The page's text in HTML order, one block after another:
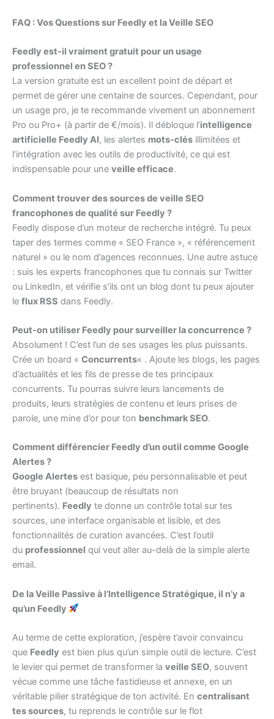
FAQ : Vos Questions sur Feedly et la Veille SEO
Feedly est-il vraiment gratuit pour un usage
professionnel en SEO ?
La version gratuite est un excellent point de départ et
permet de gérer une centaine de sources. Cependant, pour
un usage pro, je te recommande vivement un abonnement
Pro ou Pro+ (à partir de €/mois). Il débloque l’intelligence
artificielle Feedly AI, les alertes mots-clés illimitées et
l’intégration avec les outils de productivité, ce qui est
indispensable pour une veille efficace.
Comment trouver des sources de veille SEO
francophones de qualité sur Feedly ?
Feedly dispose d’un moteur de recherche intégré. Tu peux
taper des termes comme « SEO France », « référencement
naturel » ou le nom d’agences reconnues. Une autre astuce
: suis les experts francophones que tu connais sur Twitter
ou LinkedIn, et vérifie s’ils ont un blog dont tu peux ajouter
le flux RSS dans Feedly.
Peut-on utiliser Feedly pour surveiller la concurrence ?
Absolument ! C’est l’un de ses usages les plus puissants.
Crée un board « Concurrents« . Ajoute les blogs, les pages
d’actualités et les fils de presse de tes principaux
concurrents. Tu pourras suivre leurs lancements de
produits, leurs stratégies de contenu et leurs prises de
parole, une mine d’or pour ton benchmark SEO.
Comment différencier Feedly d’un outil comme Google
Alertes ?
Google Alertes est basique, peu personnalisable et peut
être bruyant (beaucoup de résultats non
pertinents). Feedly te donne un contrôle total sur tes
sources, une interface organisable et lisible, et des
fonctionnalités de curation avancées. C’est l’outil
du professionnel qui veut aller au-delà de la simple alerte
email.
De la Veille Passive à l’Intelligence Stratégique, il n’y a
qu’un Feedly
Au terme de cette exploration, j’espère t’avoir convaincu
que Feedly est bien plus qu’un simple outil de lecture. C’est
le levier qui permet de transformer la veille SEO, souvent
vécue comme une tâche fastidieuse et annexe, en un
véritable pilier stratégique de ton activité. En centralisant
tes sources, tu reprends le contrôle sur le flot